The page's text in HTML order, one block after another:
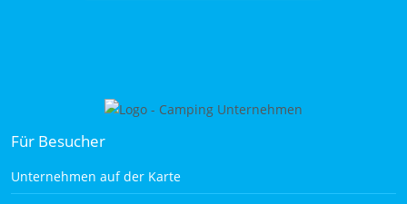
Für Besucher
Unternehmen auf der Karte